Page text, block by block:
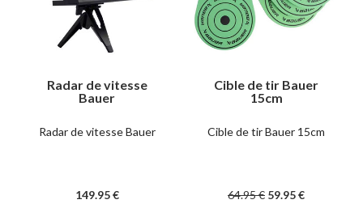
Radar de vitesse
Bauer
Radar de vitesse Bauer
149.95 €
Cible de tir Bauer
15cm
Cible de tir Bauer 15cm
64.95€ 59.95€